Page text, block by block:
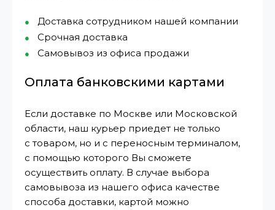
Доставка сотрудником нашей компании
Срочная доставка
Самовывоз из офиса продажи
Оплата банковскими картами
Если доставке по Москве или Московской
области, наш курьер приедет не только
с товаром, но и с переносным терминалом,
с помощью которого Вы сможете
осуществить оплату. В случае выбора
самовывоза из нашего офиса качестве
способа доставки, картой можно